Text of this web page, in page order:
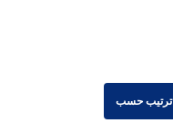
ترتيب حسب